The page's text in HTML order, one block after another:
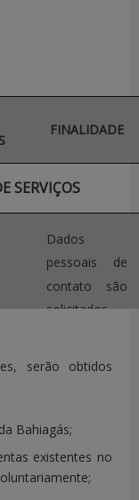
integrado de
incluídas como
FINALIDADE
SERVIÇOS
Dados
pessoais de
contato são
solicitados
retorno ao
documentos
com foto é
necessária
serão obtidos
Bahiagás;
existentes no